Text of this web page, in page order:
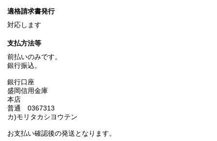
適格請求書発行
対応します
支払方法等
前払いのみです。
銀行振込。
銀行口座
盛岡信用金庫
本店
普通 0367313
カ)モリタカシヨウテン
お支払い確認後の発送となります。